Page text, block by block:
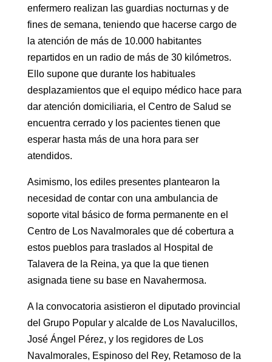
enfermero realizan las guardias nocturnas y de
fines de semana, teniendo que hacerse cargo de
la atención de más de 10.000 habitantes
repartidos en un radio de más de 30 kilómetros.
Ello supone que durante los habituales
desplazamientos que el equipo médico hace para
dar atención domiciliaria, el Centro de Salud se
encuentra cerrado y los pacientes tienen que
esperar hasta más de una hora para ser
atendidos.
Asimismo, los ediles presentes plantearon la
necesidad de contar con una ambulancia de
soporte vital básico de forma permanente en el
Centro de Los Navalmorales que dé cobertura a
estos pueblos para traslados al Hospital de
Talavera de la Reina, ya que la que tienen
asignada tiene su base en Navahermosa.
A la convocatoria asistieron el diputado provincial
del Grupo Popular y alcalde de Los Navalucillos,
José Ángel Pérez, y los regidores de Los
Navalmorales, Espinoso del Rey, Retamoso de la